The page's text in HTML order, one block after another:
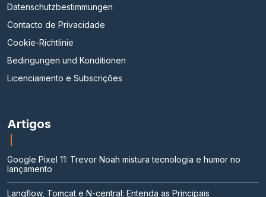
Datenschutzbestimmungen
Contacto de Privacidade
Cookie-Richtlinie
Bedingungen und Konditionen
Licenciamento e Subscrições
Artigos
Google Pixel 11: Trevor Noah mistura tecnologia e humor no
lançamento
Langflow, Tomcat e N-central: Entenda as Principais